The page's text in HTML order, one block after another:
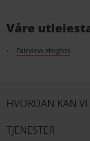
Våre
Fairview Heights
HVORDAN KAN VI
TJENESTER